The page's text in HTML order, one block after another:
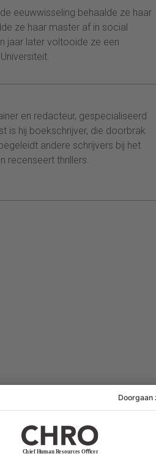
eeuwwisseling behaalde ze haar
ze haar master af in social
jaar later voltooide ze een
en redacteur, gespecialiseerd
is hij boekschrijver, die doorbrak
andere schrijvers bij het
recenseert thrillers.